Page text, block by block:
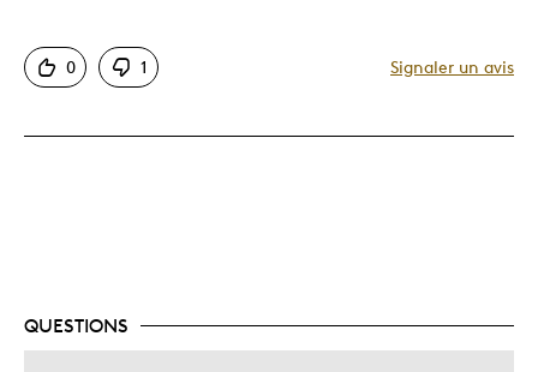
Occasion spéciale
0 1 Signaler un avis
QUESTIONS